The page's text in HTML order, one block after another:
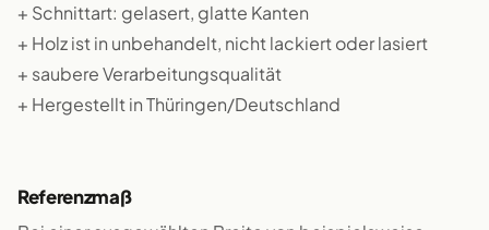
+ Schnittart: gelasert, glatte Kanten
+ Holz ist in unbehandelt, nicht lackiert oder lasiert
+ saubere Verarbeitungsqualität
+ Hergestellt in Thüringen/Deutschland
Referenzmaß